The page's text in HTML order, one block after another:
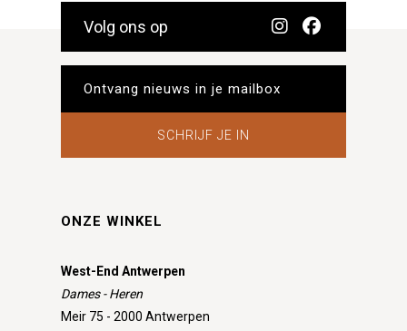
Volg ons op
SCHRIJF JE IN
ONZE WINKEL
West-End Antwerpen
Dames - Heren
Meir 75 - 2000 Antwerpen